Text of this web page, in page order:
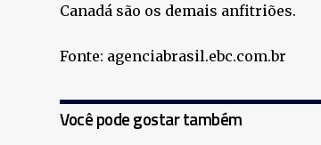
Canadá são os demais anfitriões.
Fonte: agenciabrasil.ebc.com.br
Você pode gostar também